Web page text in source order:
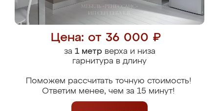
Цена: от 36 000 ₽
за 1 метрверха и низа
гарнитура в длину
Поможем рассчитать точную стоимость!
Ответим менее, чем за 15 минут!